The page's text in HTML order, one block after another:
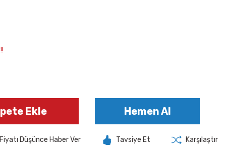
Ekle Hemen Al
Fiyatı Düşünce Haber Ver Tavsiye Et Karşılaştır